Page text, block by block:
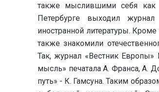
также мыслившими себя как
Петербурге выходил
иностранной литературы.
также знакомили
Так, журнал «Вестник
мысль» печатала А. Франса, А.
путь» - К. Гамсуна. Таким